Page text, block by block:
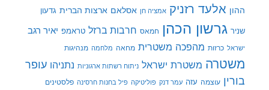
ההון אלעד רזניק אמציה חן אסלאם ארצות הברית גדעון
שניר גרשון הכהן חמאס חרבות ברזל טראמפ יאיר רגב
ישראל כרזות מהפכה משטרית מחאה מלחמה מנהיגות
משטרה משטרת ישראל ניתוח רשתות ארגוניות נתניהו עופר
בורין עוצמה עזה עמר דנק פוליטיקה פיל בחנות חרסינה פלסטינים